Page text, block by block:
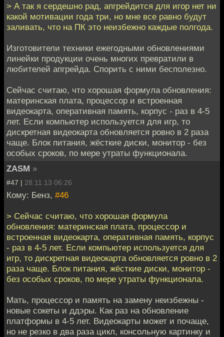
> А так я сердешно рад, апгрейдится для игор нет ни
какой мотивации года три, но мне все равно будут
заливать, что на ПК это неизбежно каждые полгода.
Изготовители техники ежегодными обновлениями
линейки продукции очень многих превратили в
любителей апгрейда. Спорить с ними бесполезно.
Сейчас считаю, что хорошая формула обновления:
материнская плата, процессор и встроенная
видеокарта, оперативная память, корпус - раз в 4-5
лет. Если компьютер используется для игр, то
дискретная видеокарта обновляется ровно в 2 раза
чаще. Блок питания, жёсткие диски, монитор - без
особых сроков, по мере утраты функционала.
ZASM »
#47 | 28.11.13 06:26
Кому: Бенз, #46
> Сейчас считаю, что хорошая формула
обновления: материнская плата, процессор и
встроенная видеокарта, оперативная память, корпус
- раз в 4-5 лет. Если компьютер используется для
игр, то дискретная видеокарта обновляется ровно в 2
раза чаще. Блок питания, жёсткие диски, монитор -
без особых сроков, по мере утраты функционала.
Мать, процессор и память на замену неизбежны -
новые сокеты и ддэры. Как раз на обновление
платформы в 4-5 лет. Видеокарты может и почаще,
но не резко в два раза цикл, консольную картинку и